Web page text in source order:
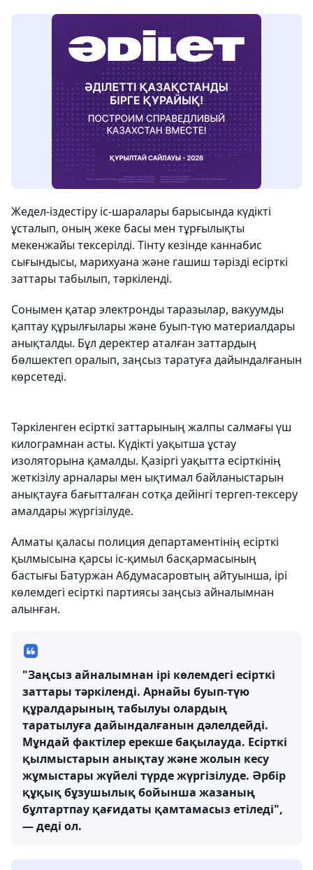
Жедел-іздестіру іс-шаралары барысында күдікті
ұсталып, оның жеке басы мен тұрғылықты
мекенжайы тексерілді. Тінту кезінде каннабис
сығындысы, марихуана және гашиш тәрізді есірткі
заттары табылып, тәркіленді.
Сонымен қатар электронды таразылар, вакуумды
қаптау құрылғылары және буып-түю материалдары
анықталды. Бұл деректер аталған заттардың
бөлшектеп оралып, заңсыз таратуға дайындалғанын
көрсетеді.
Тәркіленген есірткі заттарының жалпы салмағы үш
килограмнан асты. Күдікті уақытша ұстау
изоляторына қамалды. Қазіргі уақытта есірткінің
жеткізілу арналары мен ықтимал байланыстарын
анықтауға бағытталған сотқа дейінгі тергеп-тексеру
амалдары жүргізілуде.
Алматы қаласы полиция департаментінің есірткі
қылмысына қарсы іс-қимыл басқармасының
бастығы Батуржан Абдумасаровтың айтуынша, ірі
көлемдегі есірткі партиясы заңсыз айналымнан
алынған.
"Заңсыз айналымнан ірі көлемдегі есірткі
заттары тәркіленді. Арнайы буып-түю
құралдарының табылуы олардың
таратылуға дайындалғанын дәлелдейді.
Мұндай фактілер ерекше бақылауда. Есірткі
қылмыстарын анықтау және жолын кесу
жұмыстары жүйелі түрде жүргізілуде. Әрбір
құқық бұзушылық бойынша жазаның
бұлтартпау қағидаты қамтамасыз етіледі",
— деді ол.